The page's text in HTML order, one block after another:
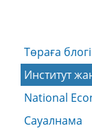
Төраға блогі
Институт
National
Сауалнама